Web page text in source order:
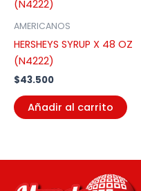
AMERICANOS
HERSHEYS SYRUP X 48 OZ
(N4222)
$43.500
Añadir al carrito